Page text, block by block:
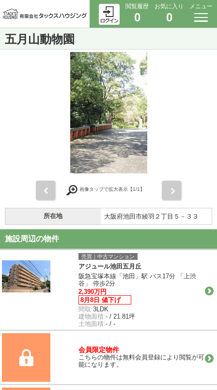
閲覧履歴
0
お気に入り
0
メニュー
五月山動物園
画像タップで拡大表示【1/1】
所在地 大阪府池田市綾羽２丁目５－３３
施設周辺の物件
売買｜中古マンション
アジュール池田五月丘
阪急宝塚本線「池田」駅 バス17分 「上渋
谷」 停歩2分
2,390万円
8月8日 値下げ
間取:3LDK
建物面積:- / 21.81坪
土地面積:- / -
会員限定物件
こちらの物件は無料会員登録により閲覧が可
能になります。